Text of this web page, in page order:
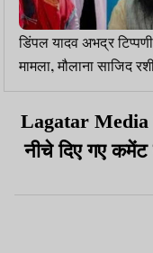
डिंपल यादव अभद्र टिप्पणी
मामला, मौलाना साजिद
को सपा नेताओं ने पीटा, बोले
अखिलेश, कोई हिंसा न करे
Lagatar Media
नीचे दिए गए